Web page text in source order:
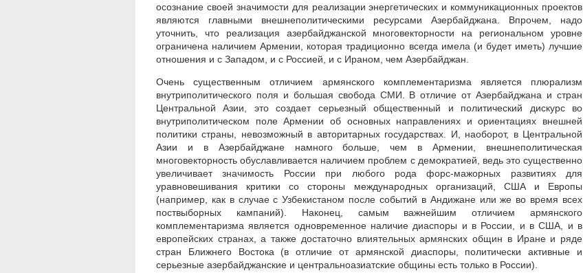
осознание своей значимости для реализации энергетических и коммуникационных проектов
являются главными внешнеполитическими ресурсами Азербайджана. Впрочем, надо
уточнить, что реализация азербайджанской многовекторности на региональном уровне
ограничена наличием Армении, которая традиционно всегда имела (и будет иметь) лучшие
отношения и с Западом, и с Россией, и с Ираном, чем Азербайджан.
Очень существенным отличием армянского комплементаризма является плюрализм
внутриполитического поля и большая свобода СМИ. В отличие от Азербайджана и стран
Центральной Азии, это создает серьезный общественный и политический дискурс во
внутриполитическом поле Армении об основных направлениях и ориентациях внешней
политики страны, невозможный в авторитарных государствах. И, наоборот, в Центральной
Азии и в Азербайджане намного больше, чем в Армении, внешнеполитическая
многовекторность обуславливается наличием проблем с демократией, ведь это существенно
увеличивает значимость России при любого рода форс-мажорных развитиях для
уравновешивания критики со стороны международных организаций, США и Европы
(например, как в случае с Узбекистаном после событий в Андижане или же во время всех
поствыборных кампаний). Наконец, самым важнейшим отличием армянского
комплементаризма является одновременное наличие диаспоры и в России, и в США, и в
европейских странах, а также достаточно влиятельных армянских общин в Иране и ряде
стран Ближнего Востока (в отличие от армянской диаспоры, политически активные и
серьезные азербайджанские и центральноазиатские общины есть только в России).